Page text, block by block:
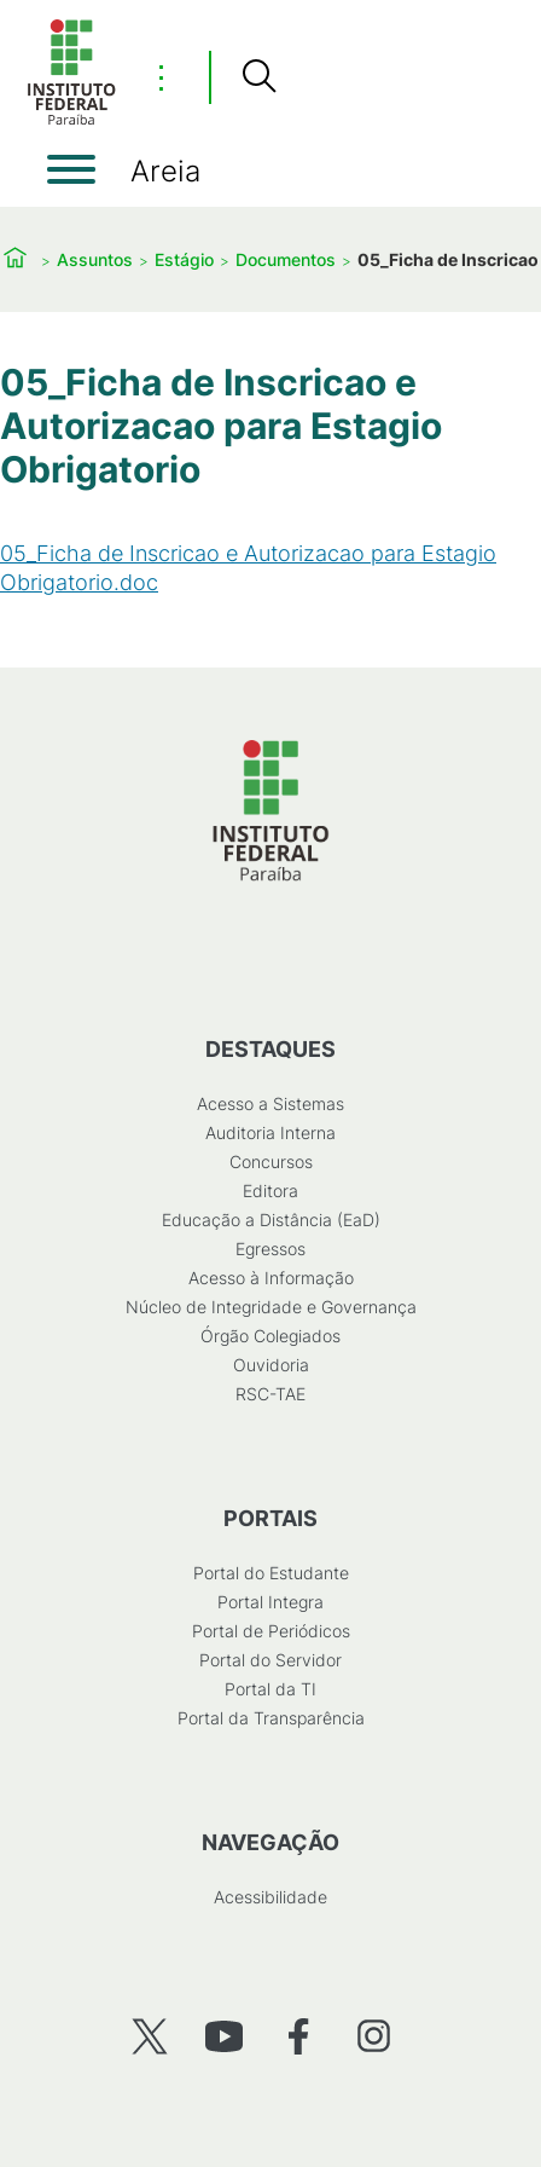
⋮
Areia
Assuntos Estágio Documentos 05_Ficha de
05_Ficha de Inscricao e
Autorizacao para Estagio
Obrigatorio
05_Ficha de Inscricao e Autorizacao para Estagio
Obrigatorio.doc
DESTAQUES
Acesso a Sistemas
Auditoria Interna
Concursos
Editora
Educação a Distância (EaD)
Egressos
Acesso à Informação
Núcleo de Integridade e Governança
Órgão Colegiados
Ouvidoria
RSC-TAE
PORTAIS
Portal do Estudante
Portal Integra
Portal de Periódicos
Portal do Servidor
Portal da TI
Portal da Transparência
NAVEGAÇÃO
Acessibilidade